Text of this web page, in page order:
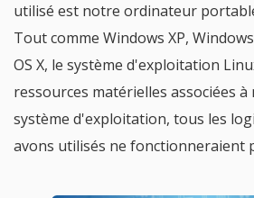
utilisé est notre ordinateur
Tout comme Windows XP,
OS X, le système d'exploitation
ressources matérielles associées à
système d'exploitation, tous les
avons utilisés ne fonctionneraient